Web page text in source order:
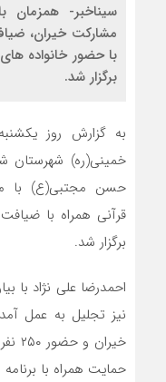
سیناخبر-
مشارکت خیران،
با حضور خانواده
برگزار شد.
به گزارش روز
خمینی(ره) شهرستان
حسن مجتبی(ع) با
قرآنی همراه با
برگزار شد.
احمدرضا علی نژاد با
نیز تجلیل به عمل
حمایت همراه با